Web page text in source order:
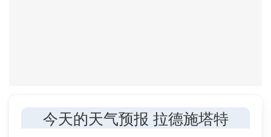
今天的天气预报 拉德施塔特